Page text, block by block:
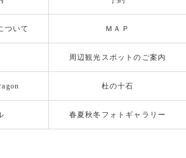
ついて ＭＡＰ
周辺観光スポットのご案内
杜の十石
春夏秋冬フォトギャラリー